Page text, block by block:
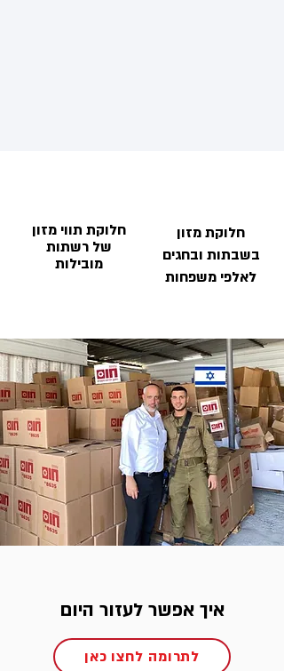
חלוקת תווי מזון
של רשתות
מובילות
חלוקת מזון
בשבתות ובחגים
לאלפי משפחות
איך אפשר לעזור היום
לתרומה לחצו כאן